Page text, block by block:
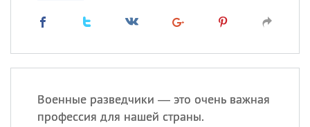
Военные разведчики — это очень важная
профессия для нашей страны.